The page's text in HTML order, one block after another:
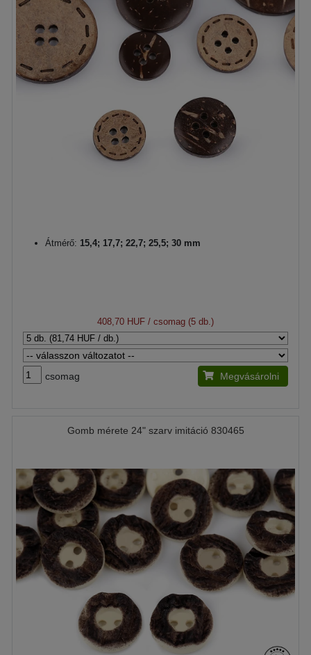
Átmérő: 15,4; 17,7; 22,7; 25,5; 30 mm
408,70 HUF / csomag (5 db.)
csomag Megvásárolni
Gomb mérete 24" szarv imitáció 830465